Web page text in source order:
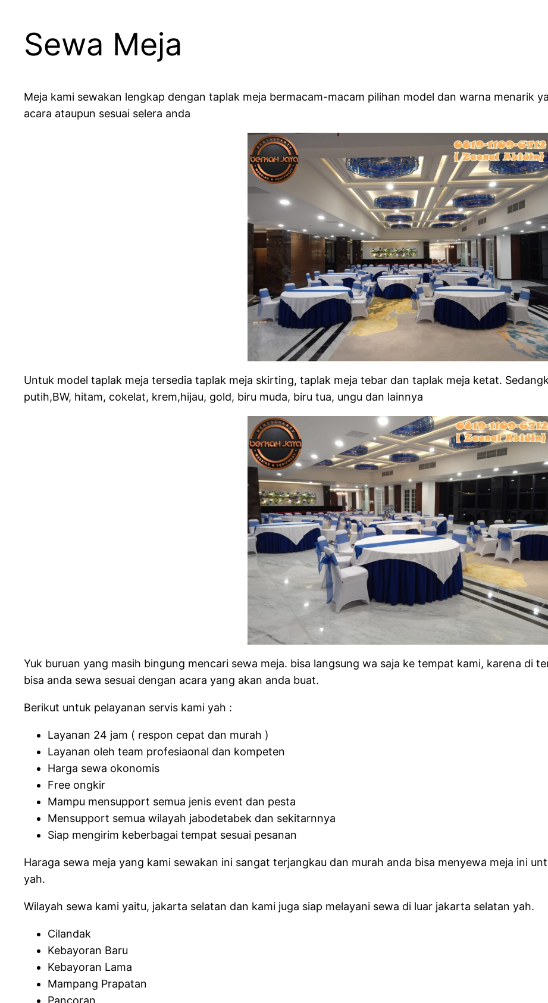
Sewa Meja
Meja kami sewakan lengkap dengan taplak meja bermacam-macam pilihan model dan warna menarik
acara ataupun sesuai selera anda
Untuk model taplak meja tersedia taplak meja skirting, taplak meja tebar dan taplak meja ketat.
putih,BW, hitam, cokelat, krem,hijau, gold, biru muda, biru tua, ungu dan lainnya
Yuk buruan yang masih bingung mencari sewa meja. bisa langsung wa saja ke tempat kami, karena di
bisa anda sewa sesuai dengan acara yang akan anda buat.
Berikut untuk pelayanan servis kami yah :
Layanan 24 jam ( respon cepat dan murah )
Layanan oleh team profesiaonal dan kompeten
Harga sewa okonomis
Free ongkir
Mampu mensupport semua jenis event dan pesta
Mensupport semua wilayah jabodetabek dan sekitarnnya
Siap mengirim keberbagai tempat sesuai pesanan
Haraga sewa meja yang kami sewakan ini sangat terjangkau dan murah anda bisa menyewa meja ini
yah.
Wilayah sewa kami yaitu, jakarta selatan dan kami juga siap melayani sewa di luar jakarta selatan yah.
Cilandak
Kebayoran Baru
Kebayoran Lama
Mampang Prapatan
Pancoran